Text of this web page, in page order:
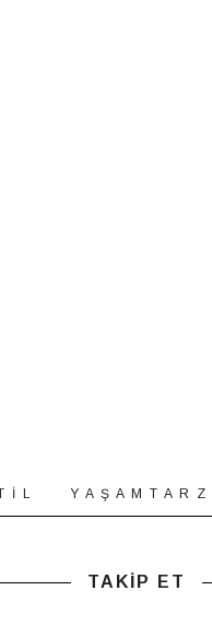
İ L Y A Ş A M T A R Z I
TAKİP ET